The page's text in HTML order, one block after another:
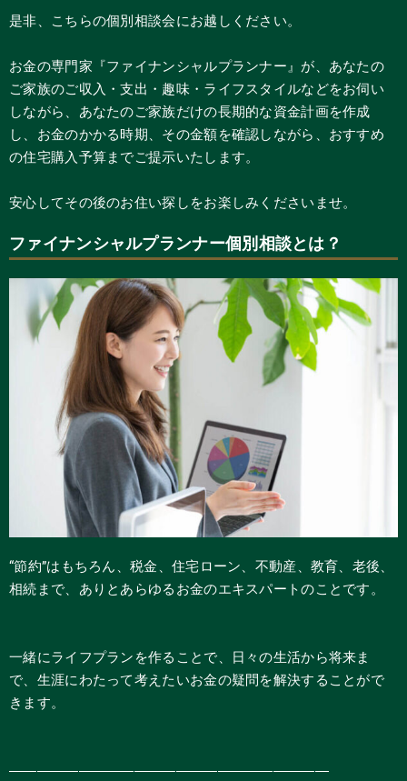
是非、こちらの個別相談会にお越しください。
お金の専門家『ファイナンシャルプランナー』が、あなたの
ご家族のご収入・支出・趣味・ライフスタイルなどをお伺い
しながら、あなたのご家族だけの長期的な資金計画を作成
し、お金のかかる時期、その金額を確認しながら、おすすめ
の住宅購入予算までご提示いたします。
安心してその後のお住い探しをお楽しみくださいませ。
ファイナンシャルプランナー個別相談とは？
“節約”はもちろん、税金、住宅ローン、不動産、教育、老後、
相続まで、ありとあらゆるお金のエキスパートのことです。
一緒にライフプランを作ることで、日々の生活から将来ま
で、生涯にわたって考えたいお金の疑問を解決することがで
きます。
―――――――――――――――――――――――